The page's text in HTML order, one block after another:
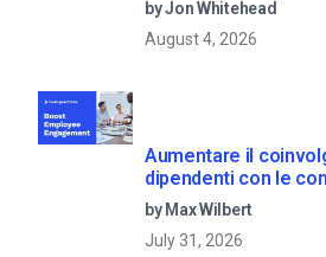
by Jon Whitehead
August 4, 2026
Aumentare il
dipendenti con le
aziendali in live
by Max Wilbert
July 31, 2026